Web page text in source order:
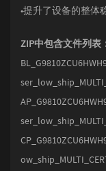
•提升了设备的整体
ZIP中包含文件列表